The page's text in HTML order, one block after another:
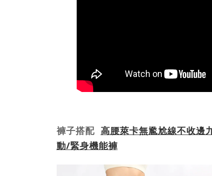
褲子搭配 高腰萊卡無尷尬線不收邊
動/緊身機能褲